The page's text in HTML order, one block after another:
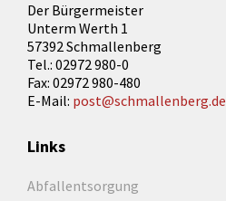
Der Bürgermeister
Unterm Werth 1
57392 Schmallenberg
Tel.: 02972 980-0
Fax: 02972 980-480
E-Mail: post@schmallenberg.de
Links
Abfallentsorgung